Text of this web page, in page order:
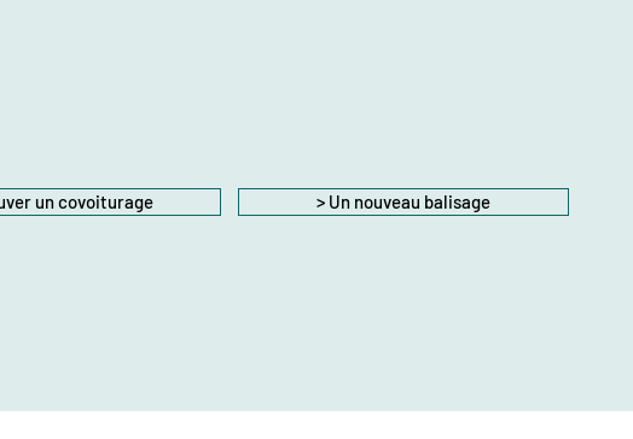
un covoiturage > Un nouveau balisage